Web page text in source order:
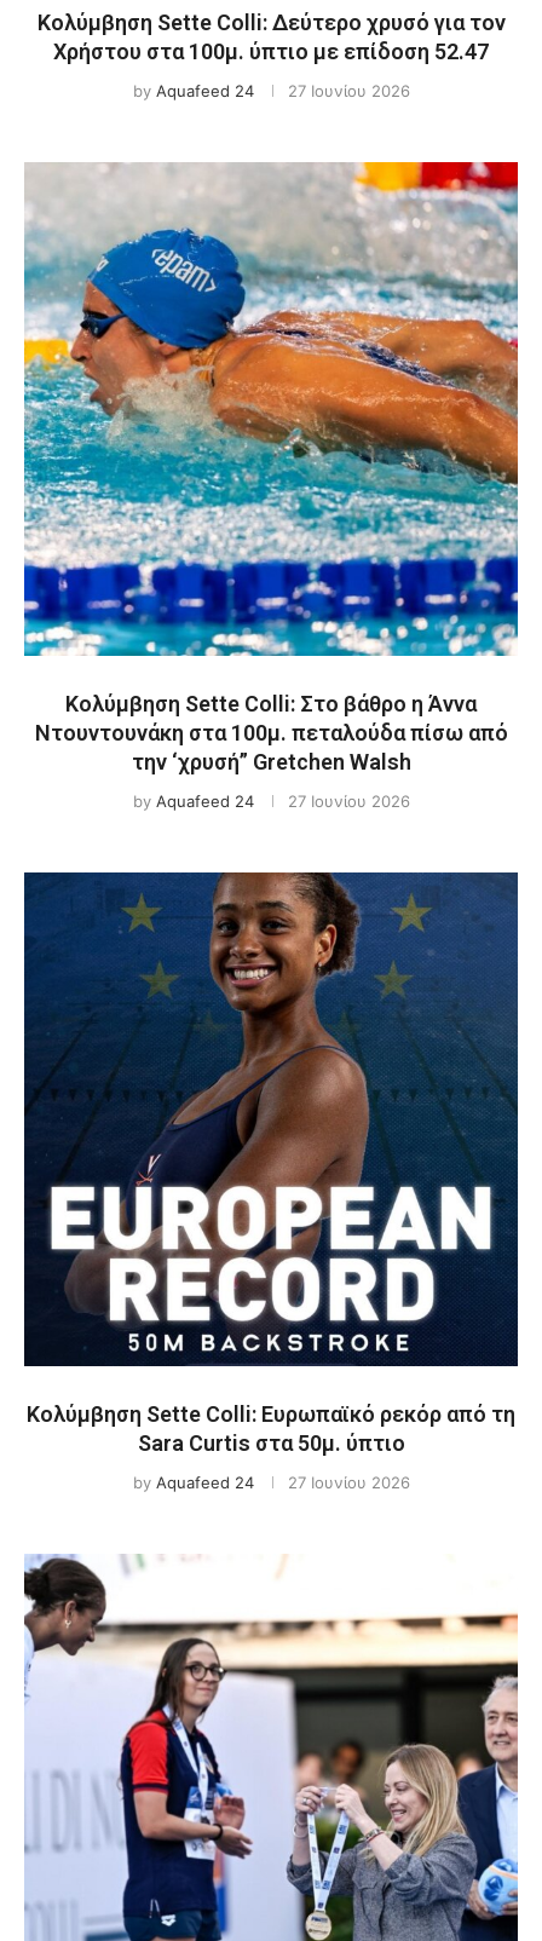
Κολύμβηση Sette Colli: Δεύτερο χρυσό για τον
Χρήστου στα 100μ. ύπτιο με επίδοση 52.47
by Aquafeed 24 27 Ιουνίου 2026
Κολύμβηση Sette Colli: Στο βάθρο η Άννα
Ντουντουνάκη στα 100μ. πεταλούδα πίσω από
την ‘χρυσή” Gretchen Walsh
by Aquafeed 24 27 Ιουνίου 2026
Κολύμβηση Sette Colli: Ευρωπαϊκό ρεκόρ από τη
Sara Curtis στα 50μ. ύπτιο
by Aquafeed 24 27 Ιουνίου 2026